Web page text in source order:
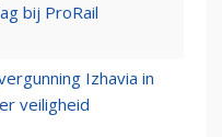
bij ProRail
Izhavia in
veiligheid